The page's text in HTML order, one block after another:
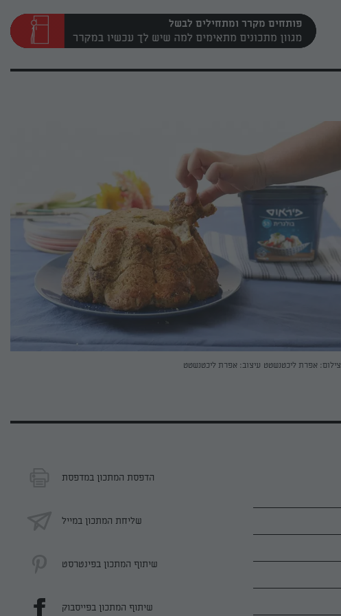
פותחים מקרר ומתחילים לבשל
צילום: אפרת ליכטנשטט עיצוב: אפרת ליכטנשטט
הדפסת המתכון במדפסת
שליחת המתכון במייל
שיתוף המתכון בפינטרסט
שיתוף המתכון בפייסבוק